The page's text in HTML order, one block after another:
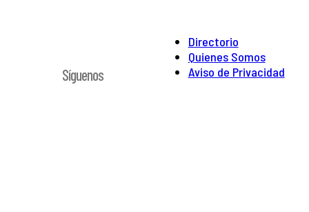
Directorio
Quienes Somos
Aviso de Privacidad
Síguenos